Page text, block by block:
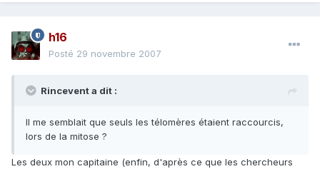
h16
Posté 29 novembre 2007
Rincevent a dit :
Il me semblait que seuls les télomères étaient raccourcis,
lors de la mitose ?
Les deux mon capitaine (enfin, d'après ce que les chercheurs